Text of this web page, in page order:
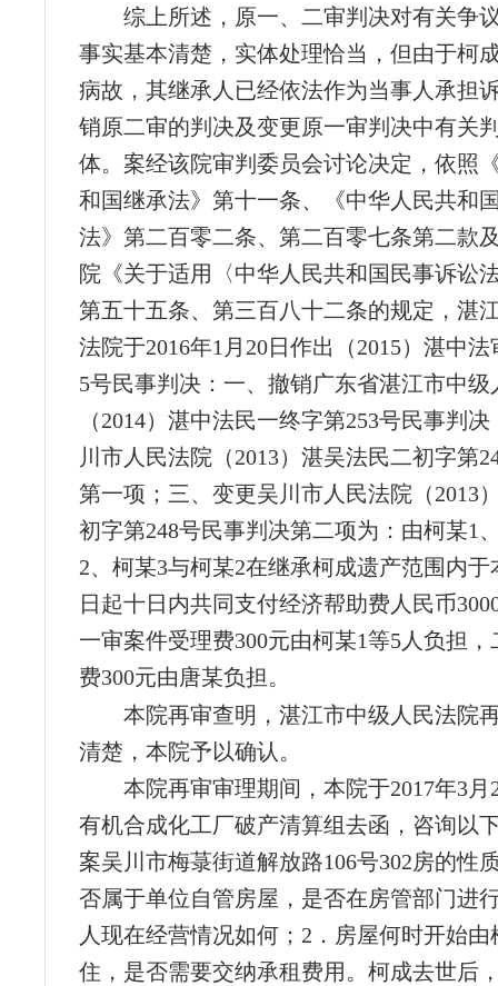
综上所述，原一、二审判决对有关争
事实基本清楚，实体处理恰当，但由于柯
病故，其继承人已经依法作为当事人承担
销原二审的判决及变更原一审判决中有关
体。案经该院审判委员会讨论决定，依照
和国继承法》第十一条、《中华人民共和
法》第二百零二条、第二百零七条第二款
院《关于适用〈中华人民共和国民事诉讼
第五十五条、第三百八十二条的规定，湛
法院于2016年1月20日作出（2015）湛中
5号民事判决：一、撤销广东省湛江市中级
（2014）湛中法民一终字第253号民事判
川市人民法院（2013）湛吴法民二初字第
第一项；三、变更吴川市人民法院（2013
初字第248号民事判决第二项为：由柯某1
2、柯某3与柯某2在继承柯成遗产范围内
日起十日内共同支付经济帮助费人民币
一审案件受理费300元由柯某1等5人负担
费300元由唐某负担。
本院再审查明，湛江市中级人民法院
清楚，本院予以确认。
本院再审审理期间，本院于2017年3月
有机合成化工厂破产清算组去函，咨询以
案吴川市梅菉街道解放路106号302房的性
否属于单位自管房屋，是否在房管部门进
人现在经营情况如何；2．房屋何时开始由
住，是否需要交纳承租费用。柯成去世后